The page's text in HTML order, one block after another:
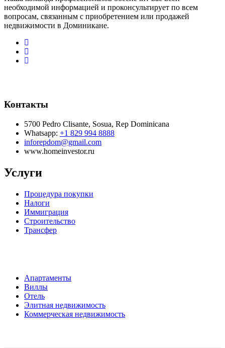
необходимой информацией и проконсультирует по всем
вопросам, связанным с приобретением или продажей
недвижимости в Доминикане.
Контакты
5700 Pedro Clisante, Sosua, Rep Dominicana
Whatsapp: +1 829 994 8888
inforepdom@gmail.com
www.homeinvestor.ru
Услуги
Процедура покупки
Налоги
Иммиграция
Строительство
Трансфер
Апартаменты
Виллы
Отель
Элитная недвижимость
Коммерческая недвижимость